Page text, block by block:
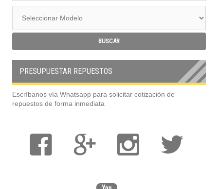
PRESUPUESTAR REPUESTOS
Escríbanos vía Whatsapp para solicitar cotización de
repuestos de forma inmediata